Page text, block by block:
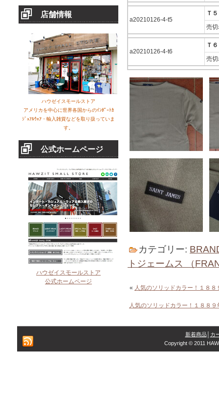
店舗情報
ハウゼイスモールストア
アメリカを中心に世界各国からのｲﾝﾎﾟｰﾄｶ
ｼﾞｭｱﾙｳｪｱ・輸入雑貨などを取り扱っていま
す。
公式ホームページ
ハウゼイスモールストア
公式ホームページ
a20210126-4-t5
Ｔ
売
a20210126-4-t6
Ｔ
売
カテゴリー:
トジェームス （
« 人気のソリッドカラー！１８
人気のソリッドカラー！１８８
新着商品│
カ
Copyright © 2011